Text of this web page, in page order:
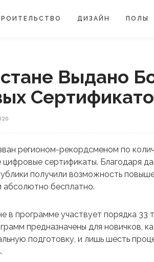
ДИЗАЙН ПОЛЫ
Выдано
регионом-рекордсменом по
цифровые сертификаты. Благодаря
получили возможность
абсолютно бесплатно.
в программе участвует порядка 33
предназначены для новичков,
подготовку, и лишь шесть